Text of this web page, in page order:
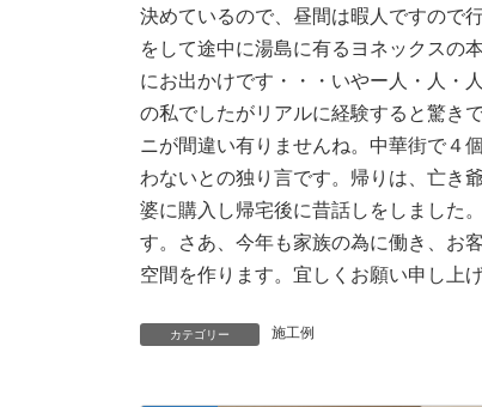
決めているので、昼間は暇人ですので
をして途中に湯島に有るヨネックスの
にお出かけです・・・いやー人・人・
の私でしたがリアルに経験すると驚き
ニが間違い有りませんね。中華街で４
わないとの独り言です。帰りは、亡き
婆に購入し帰宅後に昔話しをしました
す。さあ、今年も家族の為に働き、お
空間を作ります。宜しくお願い申
カテゴリー 施工例